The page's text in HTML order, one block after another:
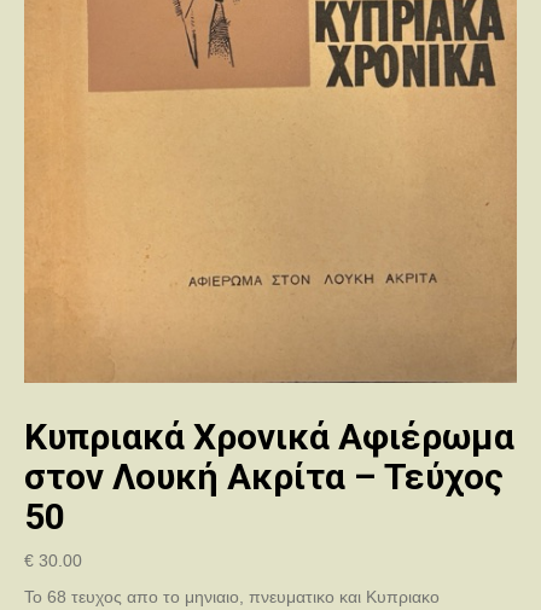
Κυπριακά Χρονικά Αφιέρωμα
στον Λουκή Ακρίτα – Τεύχος
50
€ 30.00
Το 68 τευχος απο το μηνιαιο, πνευματικο και Κυπριακο